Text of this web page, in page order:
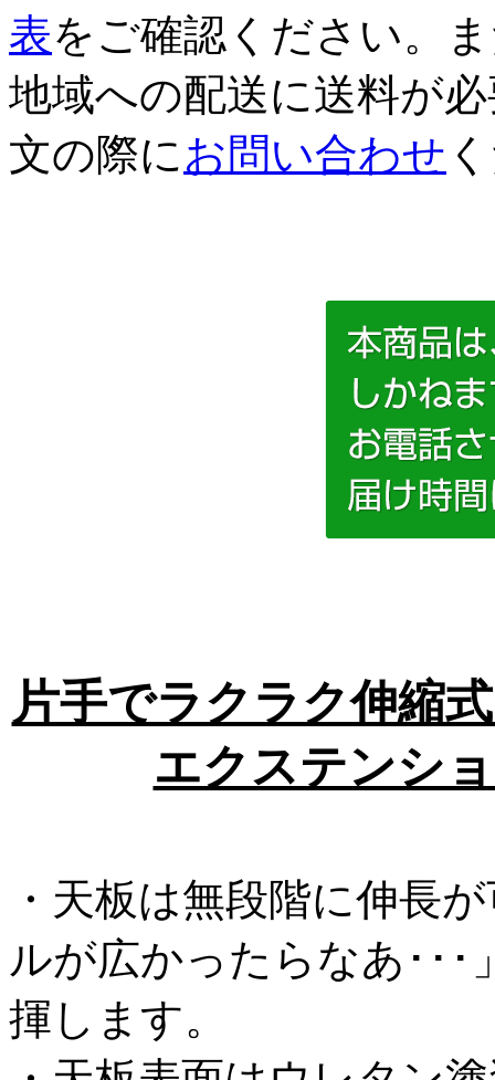
表をご確認ください。
地域への配送に送料が
文の際に お問い合わせ
片手でラクラク伸縮
エクステンシ
・天板は無段階に伸長
ルが広かったらなあ･･
揮します。